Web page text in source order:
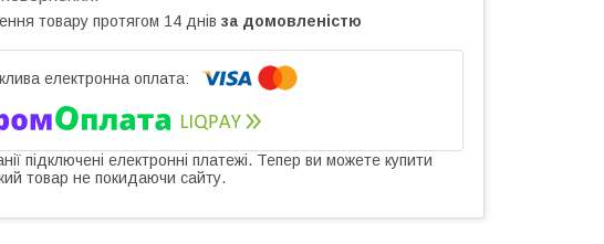
товару протягом 14 днів за домовленістю
підключені електронні платежі. Тепер ви можете купити
товар не покидаючи сайту.